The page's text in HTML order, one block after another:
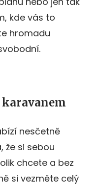
kde vás to
hromadu
karavanem
nesčetně
že si sebou
chcete a bez
si vezměte celý